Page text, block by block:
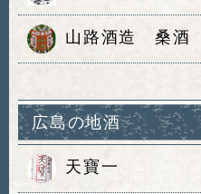
山路酒造 桑酒
広島の地酒
天寶一